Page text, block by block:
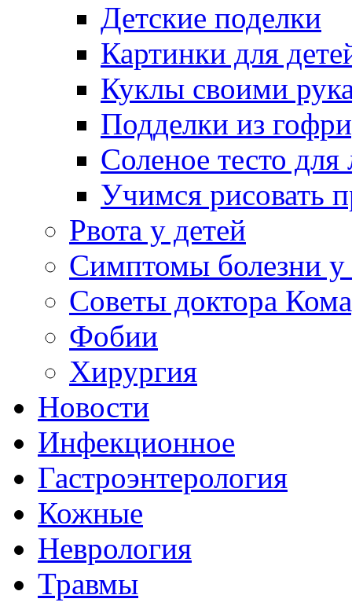
Детские поделки
Картинки для
Куклы своими
Подделки из
Соленое тесто для
Учимся рисовать
Рвота у детей
Симптомы болезни у
Советы доктора
Фобии
Хирургия
Новости
Инфекционное
Гастроэнтерология
Кожные
Неврология
Травмы